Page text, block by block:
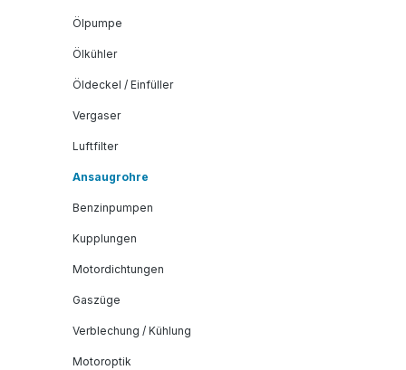
Ölpumpe
Ölkühler
Öldeckel / Einfüller
Vergaser
Luftfilter
Ansaugrohre
Benzinpumpen
Kupplungen
Motordichtungen
Gaszüge
Verblechung / Kühlung
Motoroptik